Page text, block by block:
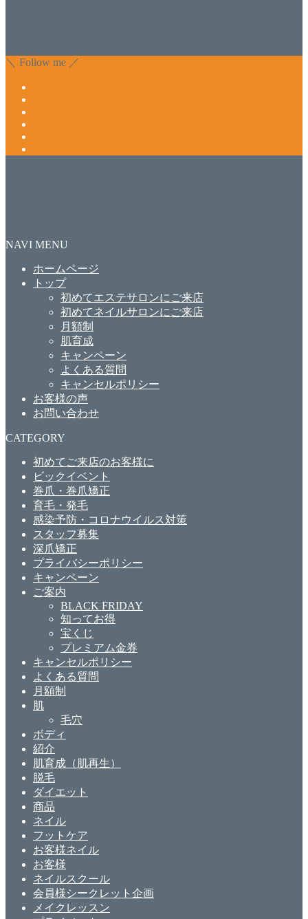
＼ Follow me ／
NAVI MENU
ホームページ
トップ
初めてエステサロンにご来店
初めてネイルサロンにご来店
月額制
肌育成
キャンペーン
よくある質問
キャンセルポリシー
お客様の声
お問い合わせ
CATEGORY
初めてご来店のお客様に
ビックイベント
巻爪・巻爪矯正
育毛・発毛
感染予防・コロナウイルス対策
スタッフ募集
深爪矯正
プライバシーポリシー
キャンペーン
ご案内
BLACK FRIDAY
知ってお得
宝くじ
プレミアム金券
キャンセルポリシー
よくある質問
月額制
肌
毛穴
ボディ
紹介
肌育成（肌再生）
脱毛
ダイエット
商品
ネイル
フットケア
お客様ネイル
お客様
ネイルスクール
会員様シークレット企画
メイクレッスン